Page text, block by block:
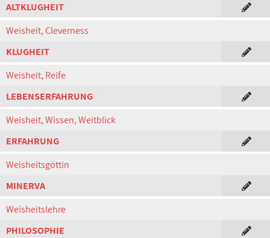
ALTKLUGHEIT
Weisheit, Cleverness
KLUGHEIT
Weisheit, Reife
LEBENSERFAHRUNG
Weisheit, Wissen, Weitblick
ERFAHRUNG
Weisheitsgöttin
MINERVA
Weisheitslehre
PHILOSOPHIE